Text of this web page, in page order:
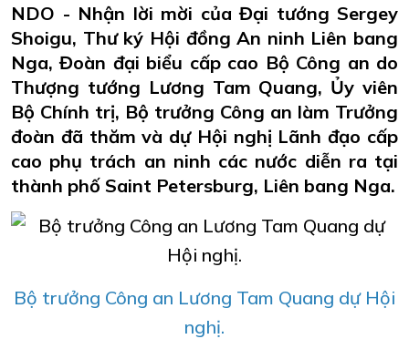
NDO - Nhận lời mời của Đại tướng Sergey
Shoigu, Thư ký Hội đồng An ninh Liên bang
Nga, Đoàn đại biểu cấp cao Bộ Công an do
Thượng tướng Lương Tam Quang, Ủy viên
Bộ Chính trị, Bộ trưởng Công an làm Trưởng
đoàn đã thăm và dự Hội nghị Lãnh đạo cấp
cao phụ trách an ninh các nước diễn ra tại
thành phố Saint Petersburg, Liên bang Nga.
Bộ trưởng Công an Lương Tam Quang dự Hội
nghị.